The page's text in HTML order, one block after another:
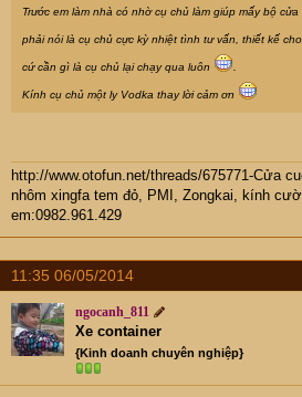
Trước em làm nhà có nhờ cụ chủ làm giúp mấy bộ
phải nói là cụ chủ cực kỳ nhiệt tình tư vấn, thiết kế
cứ cần gì là cụ chủ lại chạy qua luôn
Kính cụ chủ một ly Vodka thay lời cảm ơn
http://www.otofun.net/threads/675771-Cửa
nhôm xingfa tem đỏ, PMI, Zongkai, kính
em:0982.961.429
11:35 06/05/2014
ngocanh_811
Xe container
{Kinh doanh chuyên nghiệp}